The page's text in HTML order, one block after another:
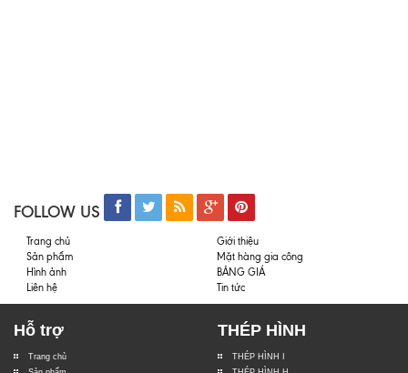
FOLLOW US
Trang chủ
Giới thiệu
Sản phẩm
Mặt hàng gia công
Hình ảnh
BẢNG GIÁ
Liên hệ
Tin tức
Hỗ trợ
Trang chủ
THÉP HÌNH
THÉP HÌNH I